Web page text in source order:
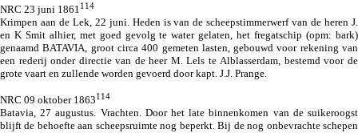
NRC 23 juni 1861114
Krimpen aan de Lek, 22 juni. Heden is van de scheepstimmerwerf van de heren J.
en K Smit alhier, met goed gevolg te water gelaten, het fregatschip (opm: bark)
genaamd BATAVIA, groot circa 400 gemeten lasten, gebouwd voor rekening van
een rederij onder directie van de heer M. Lels te Alblasserdam, bestemd voor de
grote vaart en zullende worden gevoerd door kapt. J.J. Prange.
NRC 09 oktober 1863114
Batavia, 27 augustus. Vrachten. Door het late binnenkomen van de suikeroogst
blijft de behoefte aan scheepsruimte nog beperkt. Bij de nog onbevrachte schepen